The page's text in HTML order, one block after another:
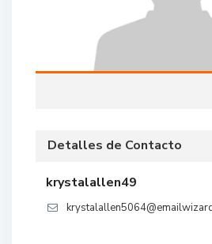
Detalles de Contacto
krystalallen49